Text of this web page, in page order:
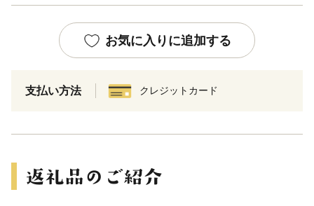
お気に入りに追加する
支払い方法 クレジットカード